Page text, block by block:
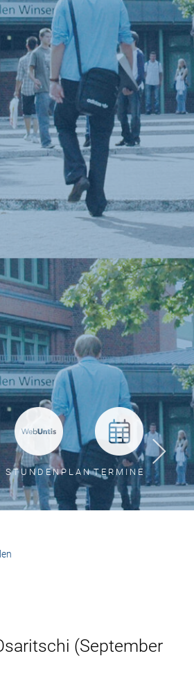
STUNDENPLAN TERMINE
(September